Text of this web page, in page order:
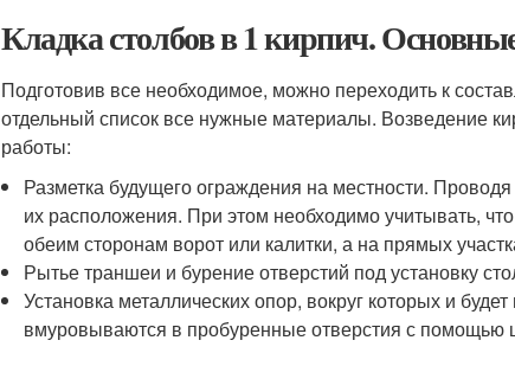
Кладка столбов в 1 кирпич.
Подготовив все необходимое, можно переходить к
отдельный список все нужные материалы. Возведение
работы:
Разметка будущего ограждения на местности.
их расположения. При этом необходимо учитывать,
обеим сторонам ворот или калитки, а на прямых
Рытье траншеи и бурение отверстий под установку
Установка металлических опор, вокруг которых и
вмуровываются в пробуренные отверстия с помощью